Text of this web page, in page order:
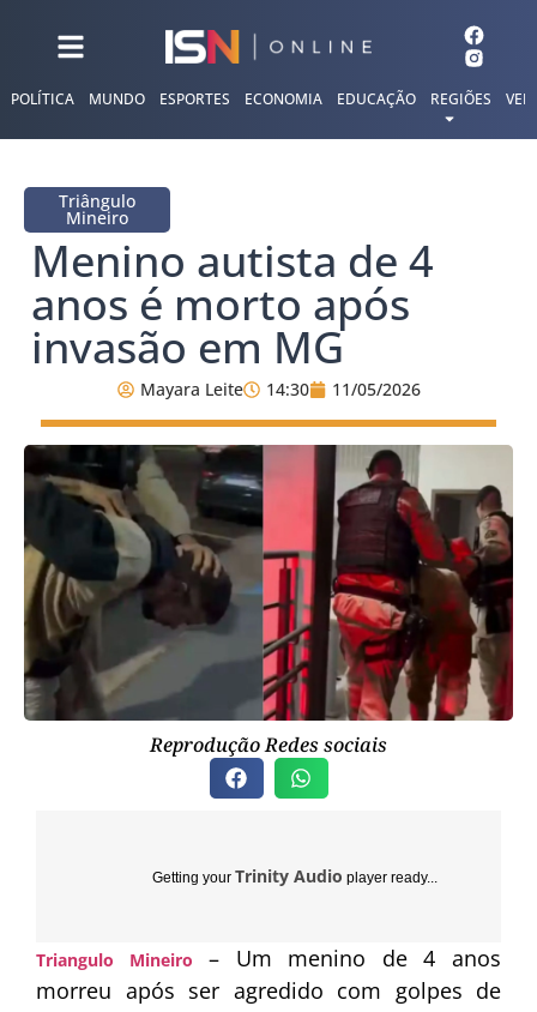
POLÍTICA MUNDO ESPORTES ECONOMIA EDUCAÇÃO REGIÕES
Triângulo
Mineiro
Menino autista de 4
anos é morto após
invasão em MG
Mayara Leite 14:30 11/05/2026
Reprodução Redes sociais
Getting your Trinity Audio player ready...
Triangulo Mineiro
– Um menino de 4 anos
morreu após ser agredido com golpes de